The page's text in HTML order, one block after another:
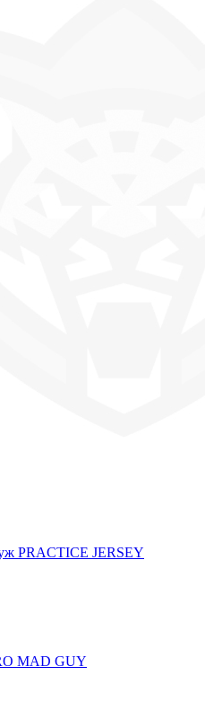
PRACTICE JERSEY
MAD GUY